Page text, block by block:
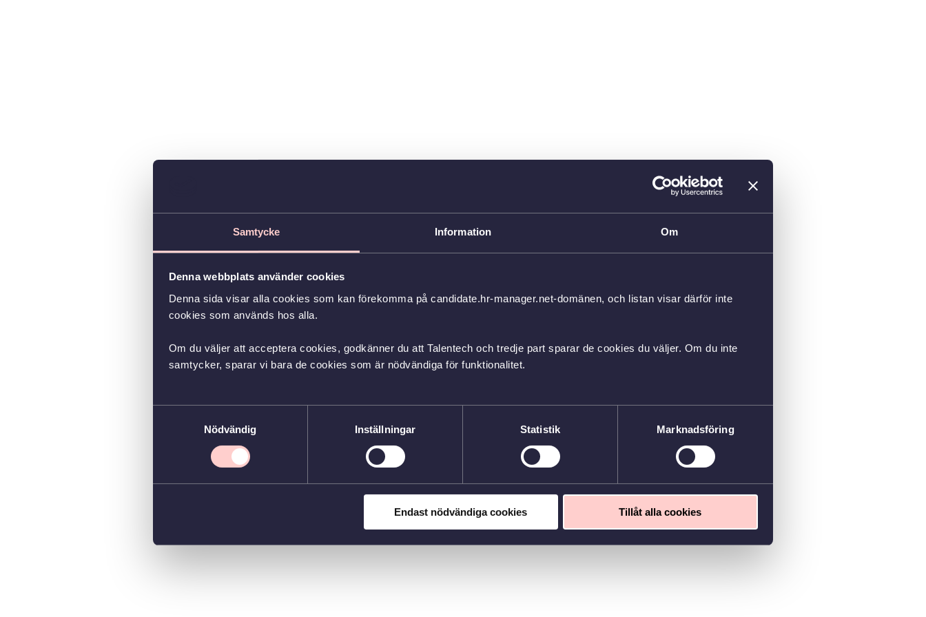
Samtycke Information Om
Denna webbplats använder cookies
Denna sida visar alla cookies som kan förekomma på candidate.hr-manager.net-domänen, och listan visar därför inte
cookies som används hos alla.
Om du väljer att acceptera cookies, godkänner du att Talentech och tredje part sparar de cookies du väljer. Om du inte
samtycker, sparar vi bara de cookies som är nödvändiga för funktionalitet.
Nödvändig
Inställningar Statistik Marknadsföring
Endast nödvändiga cookies Tillåt alla cookies